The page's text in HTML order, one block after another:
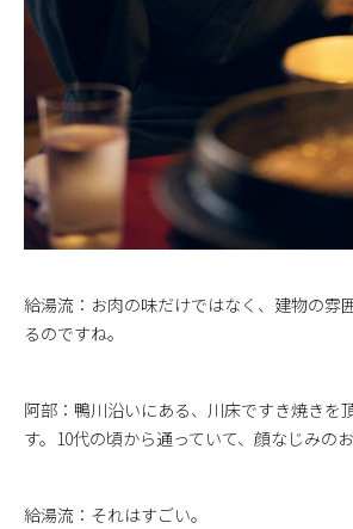
給湯流：お肉の味だけではなく、建物の雰
るのですね。
阿部：鴨川沿いにある、川床ですき焼きを
す。10代の頃から通っていて、顔なじみの
給湯流：それはすごい。